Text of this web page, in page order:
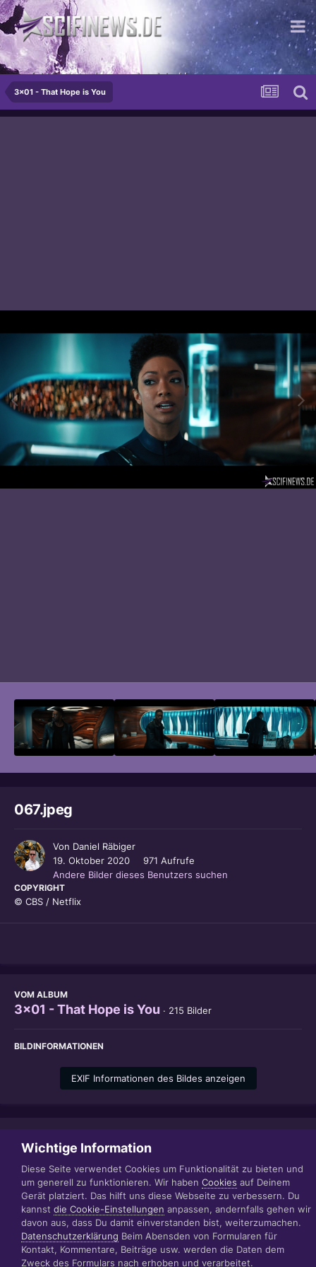
...nicht immer - aber manchmal doch!
3x01 - That Hope is You
067.jpeg
Von Daniel Räbiger
19. Oktober 2020
971 Aufrufe
Andere Bilder dieses Benutzers suchen
COPYRIGHT
© CBS / Netflix
VOM ALBUM
3x01 - That Hope is You · 215 Bilder
BILDINFORMATIONEN
EXIF Informationen des Bildes anzeigen
Teilen
Datenschutzerklärung Impressum
© 1999 - 2022 RÄBIGER IT|WEB|VIDEO|CONSULTING
www.raebiger.pro
Powered by Invision Community
Wichtige Information
Diese Seite verwendet Cookies um Funktionalität zu bieten und
um generell zu funktionieren. Wir haben Cookies auf Deinem
Gerät platziert. Das hilft uns diese Webseite zu verbessern. Du
kannst die Cookie-Einstellungen anpassen, andernfalls gehen wir
davon aus, dass Du damit einverstanden bist, weiterzumachen.
Datenschutzerklärung Beim Abensden von Formularen für
Kontakt, Kommentare, Beiträge usw. werden die Daten dem
Zweck des Formulars nach erhoben und verarbeitet.